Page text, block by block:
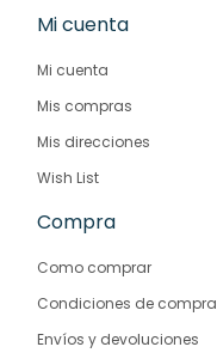
Mi cuenta
Mi cuenta
Mis compras
Mis direcciones
Wish List
Compra
Como comprar
Condiciones de compra
Envíos y devoluciones